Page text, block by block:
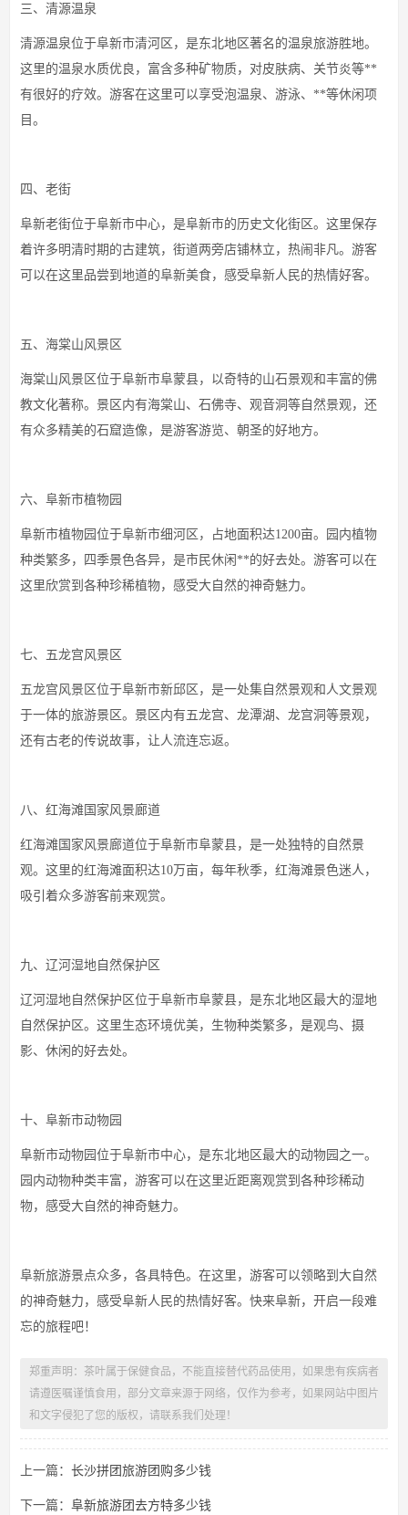
三、清源温泉
清源温泉位于阜新市清河区，是东北地区著名的温泉旅游胜地。
这里的温泉水质优良，富含多种矿物质，对皮肤病、关节炎等**
有很好的疗效。游客在这里可以享受泡温泉、游泳、**等休闲项
目。
四、老街
阜新老街位于阜新市中心，是阜新市的历史文化街区。这里保存
着许多明清时期的古建筑，街道两旁店铺林立，热闹非凡。游客
可以在这里品尝到地道的阜新美食，感受阜新人民的热情好客。
五、海棠山风景区
海棠山风景区位于阜新市阜蒙县，以奇特的山石景观和丰富的佛
教文化著称。景区内有海棠山、石佛寺、观音洞等自然景观，还
有众多精美的石窟造像，是游客游览、朝圣的好地方。
六、阜新市植物园
阜新市植物园位于阜新市细河区，占地面积达1200亩。园内植物
种类繁多，四季景色各异，是市民休闲**的好去处。游客可以在
这里欣赏到各种珍稀植物，感受大自然的神奇魅力。
七、五龙宫风景区
五龙宫风景区位于阜新市新邱区，是一处集自然景观和人文景观
于一体的旅游景区。景区内有五龙宫、龙潭湖、龙宫洞等景观，
还有古老的传说故事，让人流连忘返。
八、红海滩国家风景廊道
红海滩国家风景廊道位于阜新市阜蒙县，是一处独特的自然景
观。这里的红海滩面积达10万亩，每年秋季，红海滩景色迷人，
吸引着众多游客前来观赏。
九、辽河湿地自然保护区
辽河湿地自然保护区位于阜新市阜蒙县，是东北地区最大的湿地
自然保护区。这里生态环境优美，生物种类繁多，是观鸟、摄
影、休闲的好去处。
十、阜新市动物园
阜新市动物园位于阜新市中心，是东北地区最大的动物园之一。
园内动物种类丰富，游客可以在这里近距离观赏到各种珍稀动
物，感受大自然的神奇魅力。
阜新旅游景点众多，各具特色。在这里，游客可以领略到大自然
的神奇魅力，感受阜新人民的热情好客。快来阜新，开启一段难
忘的旅程吧！
郑重声明：茶叶属于保健食品，不能直接替代药品使用，如果患有疾病者
请遵医嘱谨慎食用，部分文章来源于网络，仅作为参考，如果网站中图片
和文字侵犯了您的版权，请联系我们处理！
上一篇： 长沙拼团旅游团购多少钱
下一篇： 阜新旅游团去方特多少钱